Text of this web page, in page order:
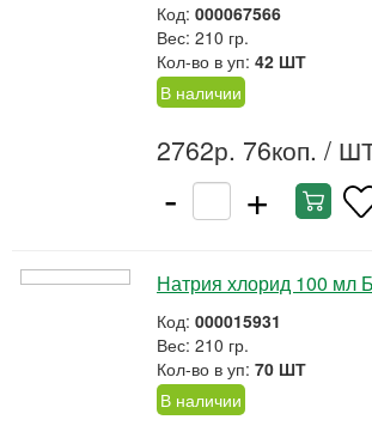
Код: 000067566
Вес: 210 гр.
Кол-во в уп: 42 ШТ
В наличии
2762р. 76коп. /
- +
Натрия хлорид 100
Код: 000015931
Вес: 210 гр.
Кол-во в уп: 70 ШТ
В наличии